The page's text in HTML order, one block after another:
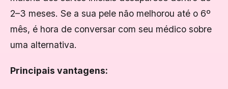
2–3 meses. Se a sua pele não melhorou até o 6º
mês, é hora de conversar com seu médico sobre
uma alternativa.
Principais vantagens: